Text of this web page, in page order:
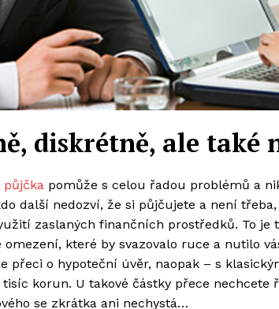
diskrétně, ale
půjčka pomůže s celou řadou problémů a
další nedozví, že si půjčujete a není
zaslaných finančních prostředků. To je
omezení, které by svazovalo ruce a nutilo
přeci o hypoteční úvěr, naopak – s
tisíc korun. U takové částky přece nechcete
se zkrátka ani nechystá…